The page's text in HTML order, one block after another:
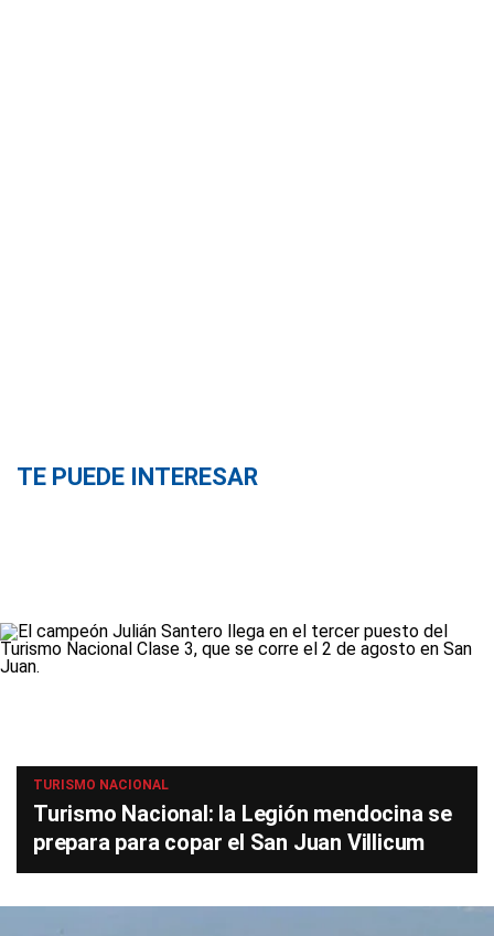
TE PUEDE INTERESAR
TURISMO NACIONAL
Turismo Nacional: la Legión mendocina se
prepara para copar el San Juan Villicum